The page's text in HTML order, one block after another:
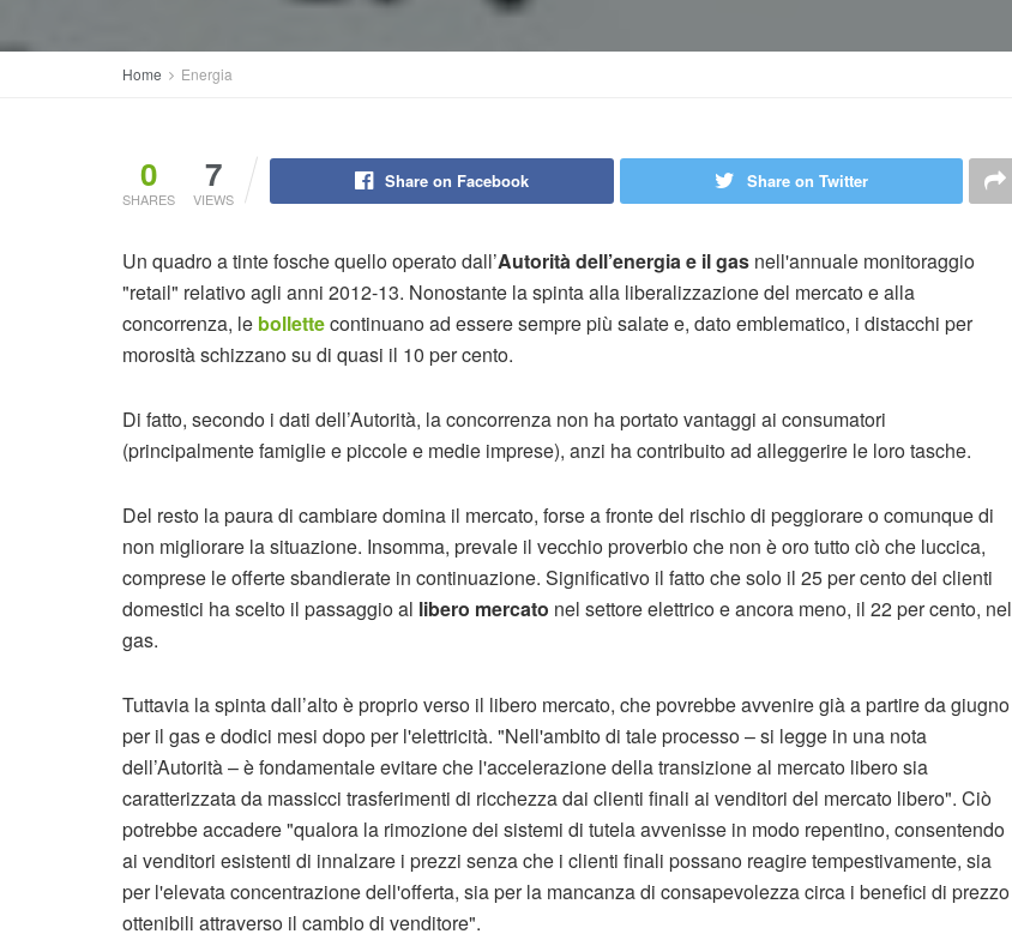
Home Energia
0
SHARES
7
VIEWS
Share on Facebook Share on Twitter
Un quadro a tinte fosche quello operato dall’Autorità dell’energia e il gas nell'annuale monitoraggio
"retail" relativo agli anni 2012-13. Nonostante la spinta alla liberalizzazione del mercato e alla
concorrenza, le bollettecontinuano ad essere sempre più salate e, dato emblematico, i distacchi per
morosità schizzano su di quasi il 10 per cento.
Di fatto, secondo i dati dell’Autorità, la concorrenza non ha portato vantaggi ai consumatori
(principalmente famiglie e piccole e medie imprese), anzi ha contribuito ad alleggerire le loro tasche.
Del resto la paura di cambiare domina il mercato, forse a fronte del rischio di peggiorare o comunque di
non migliorare la situazione. Insomma, prevale il vecchio proverbio che non è oro tutto ciò che luccica,
comprese le offerte sbandierate in continuazione. Significativo il fatto che solo il 25 per cento dei clienti
domestici ha scelto il passaggio al libero mercato nel settore elettrico e ancora meno, il 22 per cento, nel
gas.
Tuttavia la spinta dall’alto è proprio verso il libero mercato, che povrebbe avvenire già a partire da giugno
per il gas e dodici mesi dopo per l'elettricità. "Nell'ambito di tale processo – si legge in una nota
dell’Autorità – è fondamentale evitare che l'accelerazione della transizione al mercato libero sia
caratterizzata da massicci trasferimenti di ricchezza dai clienti finali ai venditori del mercato libero". Ciò
potrebbe accadere "qualora la rimozione dei sistemi di tutela avvenisse in modo repentino, consentendo
ai venditori esistenti di innalzare i prezzi senza che i clienti finali possano reagire tempestivamente, sia
per l'elevata concentrazione dell'offerta, sia per la mancanza di consapevolezza circa i benefici di prezzo
ottenibili attraverso il cambio di venditore".